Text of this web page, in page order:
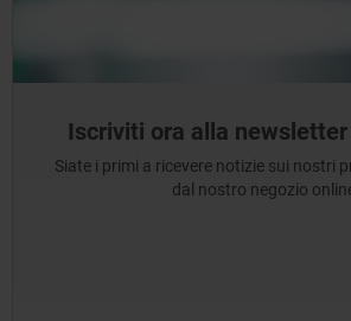
Iscriviti ora alla
Siate i primi a ricevere notizie sui nostri
dal nostro negozio